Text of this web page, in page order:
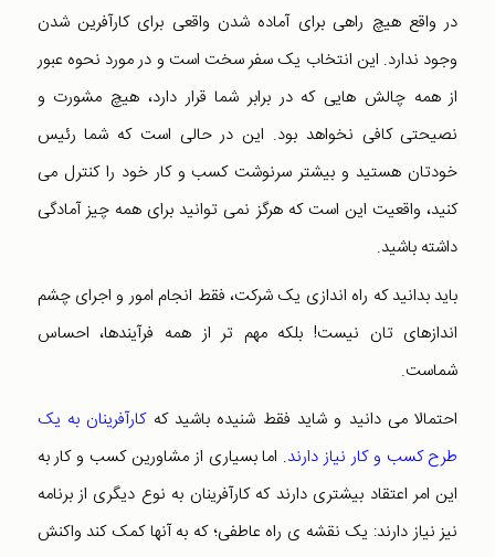
در واقع هیچ راهی برای آماده شدن واقعی برای کارآفرین شدن
وجود ندارد. این انتخاب یک سفر سخت است و در مورد نحوه عبور
از همه چالش هایی که در برابر شما قرار دارد، هیچ مشورت و
نصیحتی کافی نخواهد بود. این در حالی است که شما رئیس
خودتان هستید و بیشتر سرنوشت کسب و کار خود را کنترل می
کنید، واقعیت این است که هرگز نمی توانید برای همه چیز آمادگی
داشته باشید.
باید بدانید که راه اندازی یک شرکت، فقط انجام امور و اجرای چشم
اندازهای تان نیست! بلکه مهم تر از همه فرآیندها، احساس
شماست.
احتمالا می دانید و شاید فقط شنیده باشید که کارآفرینان به یک
طرح کسب و کار نیاز دارند. اما بسیاری از مشاورین کسب و کار به
این امر اعتقاد بیشتری دارند که کارآفرینان به نوع دیگری از برنامه
نیز نیاز دارند: یک نقشه ی راه عاطفی؛ که به آنها کمک کند واکنش